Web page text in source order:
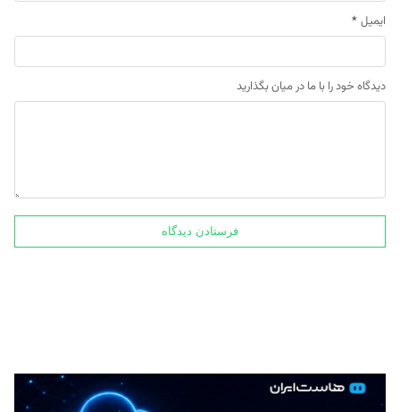
ایمیل *
دیدگاه خود را با ما در میان بگذارید